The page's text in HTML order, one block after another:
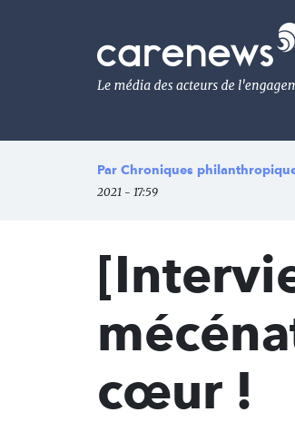
Le
média
de
l'engagement
Par Chroniques
2021 - 17:59
cœur !